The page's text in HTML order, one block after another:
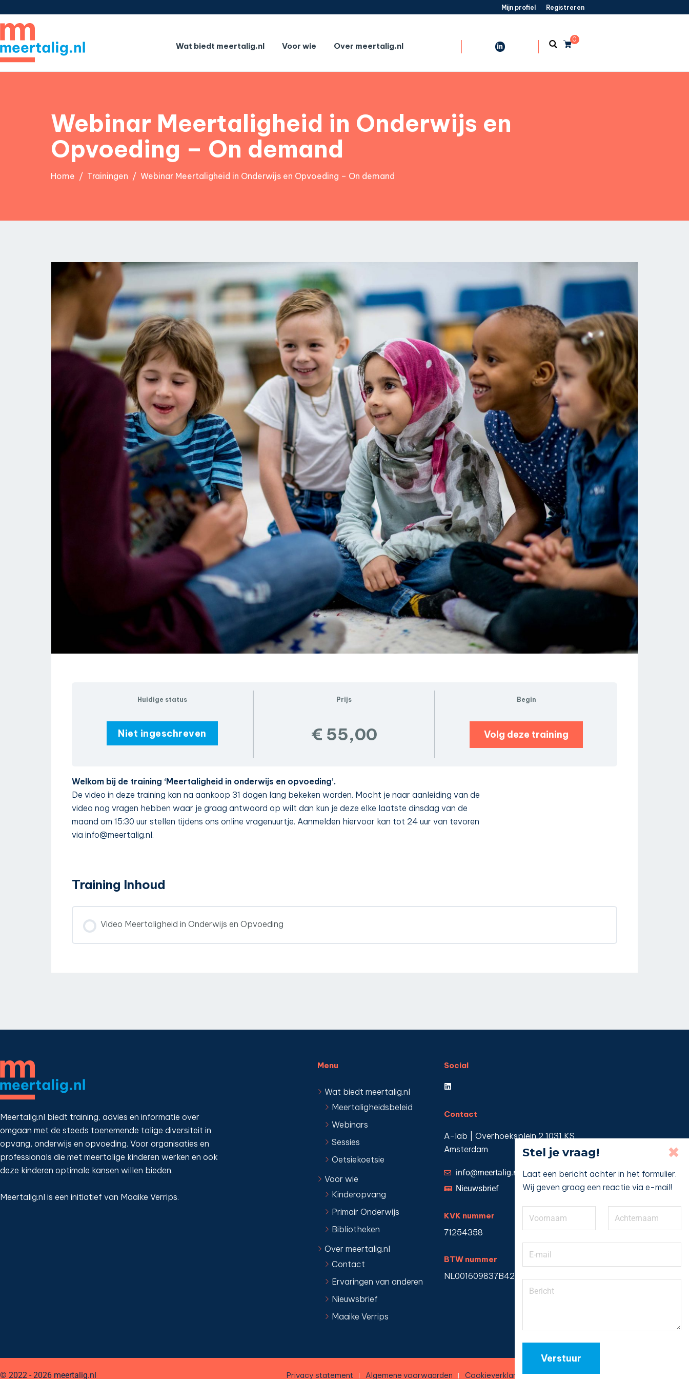
Mijn profiel Registreren
Wat biedt meertalig.nl Voor wie Over meertalig.nl
0
Webinar Meertaligheid in Onderwijs en
Opvoeding – On demand
Home Trainingen Webinar Meertaligheid in Onderwijs en Opvoeding – On demand
Huidige status
Niet ingeschreven
Prijs
€ 55,00
Begin
Volg deze training
Welkom bij de training ‘Meertaligheid in onderwijs en opvoeding’.
De video in deze training kan na aankoop 31 dagen lang bekeken worden. Mocht je naar aanleiding van de
video nog vragen hebben waar je graag antwoord op wilt dan kun je deze elke laatste dinsdag van de
maand om 15:30 uur stellen tijdens ons online vragenuurtje. Aanmelden hiervoor kan tot 24 uur van tevoren
via info@meertalig.nl.
Training Inhoud
Video Meertaligheid in Onderwijs en Opvoeding
Meertalig.nl biedt training, advies en informatie over
omgaan met de steeds toenemende talige diversiteit in
opvang, onderwijs en opvoeding. Voor organisaties en
professionals die met meertalige kinderen werken en ook
deze kinderen optimale kansen willen bieden.
Meertalig.nl is een initiatief van Maaike Verrips.
Menu
Wat biedt meertalig.nl
Meertaligheidsbeleid
Webinars
Sessies
Oetsiekoetsie
Voor wie
Kinderopvang
Primair Onderwijs
Bibliotheken
Over meertalig.nl
Contact
Ervaringen van anderen
Nieuwsbrief
Maaike Verrips
Social
Contact
A-lab | Overhoeksplein 2 1031 KS
Amsterdam
info@meertalig.nl
Nieuwsbrief
KVK nummer
71254358
BTW nummer
NL001609837B42
© 2022 - 2026 meertalig.nl Privacy statement Algemene voorwaarden Cookieverklaring Disclaimer
Stel je vraag!
Laat een bericht achter in het formulier.
Wij geven graag een reactie via e-mail!
×